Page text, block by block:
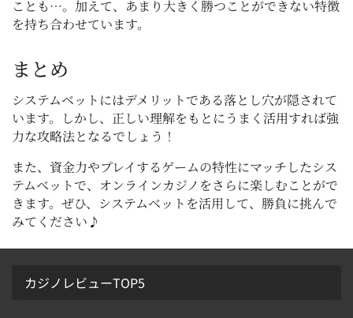
ことも…。加えて、あまり大きく勝つことができない特徴
を持ち合わせています。
まとめ
システムベットにはデメリットである落とし穴が隠されて
います。しかし、正しい理解をもとにうまく活用すれば強
力な攻略法となるでしょう！
また、資金力やプレイするゲームの特性にマッチしたシス
テムベットで、オンラインカジノをさらに楽しむことがで
きます。ぜひ、システムベットを活用して、勝負に挑んで
みてください♪
カジノレビューTOP5